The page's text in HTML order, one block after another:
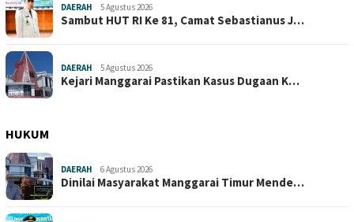
DAERAH 5 Agustus 2026
Sambut HUT RI Ke 81, Camat Sebastianus J…
DAERAH 5 Agustus 2026
Kejari Manggarai Pastikan Kasus Dugaan K…
HUKUM
DAERAH 6 Agustus 2026
Dinilai Masyarakat Manggarai Timur Mende…